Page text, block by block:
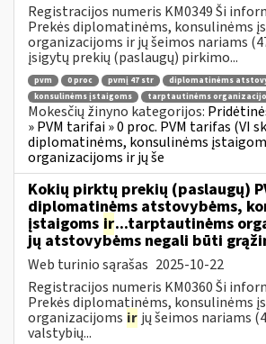
Registracijos numeris KM0349 Ši
Prekės diplomatinėms, konsulinėms
organizacijoms ir jų šeimos nariams
įsigytų prekių (paslaugų) pirkimo...
pvm 0 proc pvmį 47 str
diplomatinėms
konsulinėms įstaigoms
tarptautinėms
Mokesčių žinyno kategorijos:
» PVM tarifai » 0 proc. PVM tarifas (VI
diplomatinėms, konsulinėms
organizacijoms ir jų še
Kokių pirktų prekių (paslaugų)
diplomatinėms atstovybėms,
įstaigoms ir...tarptautinėms
jų atstovybėms negali būti
Web turinio sąrašas 2025-10-22
Registracijos numeris KM0360 Ši
Prekės diplomatinėms, konsulinėms
organizacijoms ir jų šeimos nariams
valstybių...